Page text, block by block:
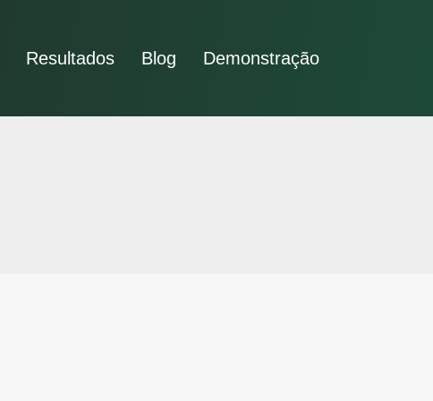
Resultados Blog Demonstração